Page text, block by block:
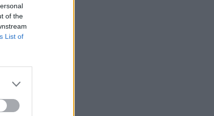
of the
List of